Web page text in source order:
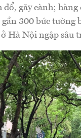
đổ, gãy cành; hàng
300 bức tường
Hà Nội ngập sâu